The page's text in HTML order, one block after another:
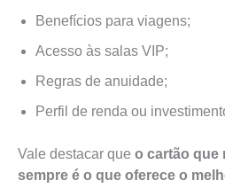
Benefícios para viagens;
Acesso às salas VIP;
Regras de anuidade;
Perfil de renda ou
Vale destacar que o cartão que
sempre é o que oferece o